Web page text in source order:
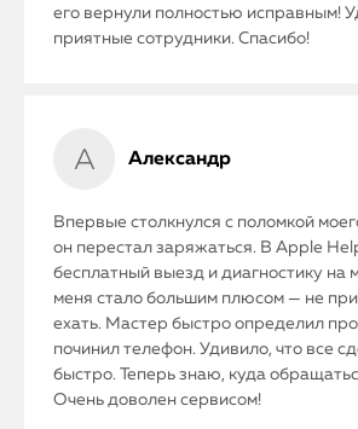
его вернули полностью исправным!
приятные сотрудники. Спасибо!
Александр
Впервые столкнулся с поломкой
он перестал заряжаться. В Apple
бесплатный выезд и диагностику на
меня стало большим плюсом — не
ехать. Мастер быстро определил
починил телефон. Удивило, что все
быстро. Теперь знаю, куда
Очень доволен сервисом!